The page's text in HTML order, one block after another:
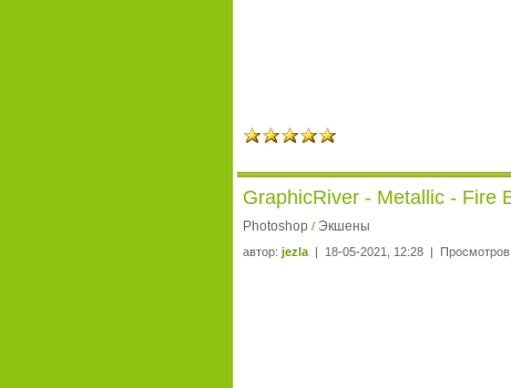
GraphicRiver - Metallic - Fire
Photoshop / Экшены
автор: jezla | 18-05-2021, 12:28 |